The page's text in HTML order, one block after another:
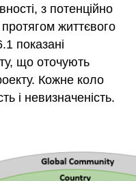
з потенційно
життєвого
показані
що оточують
Кожне коло
і невизначеність.